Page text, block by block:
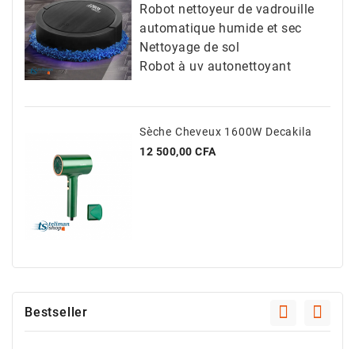
Robot nettoyeur de vadrouille
automatique humide et sec
Nettoyage de sol
Robot à uv autonettoyant
Sèche Cheveux 1600W Decakila
Prix
12 500,00 CFA
Bestseller